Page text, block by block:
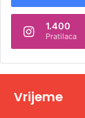
n
t
v
1.400
Pratilaca
Vrijeme